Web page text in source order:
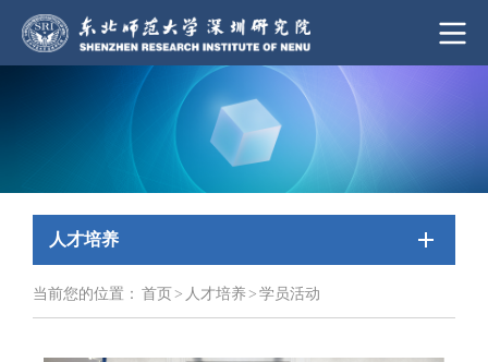
人才培养
当前您的位置： 首页> 人才培养> 学员活动